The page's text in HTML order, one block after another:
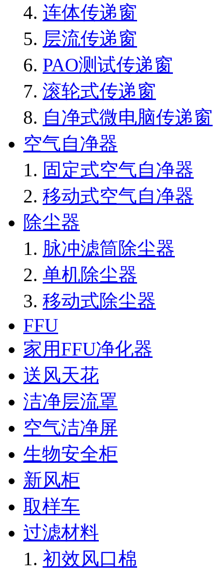
连体传递窗
层流传递窗
PAO测试传递窗
滚轮式传递窗
自净式微电脑传递窗
空气自净器
固定式空气自净器
移动式空气自净器
除尘器
脉冲滤筒除尘器
单机除尘器
移动式除尘器
FFU
家用FFU净化器
送风天花
洁净层流罩
空气洁净屏
生物安全柜
新风柜
取样车
过滤材料
初效风口棉